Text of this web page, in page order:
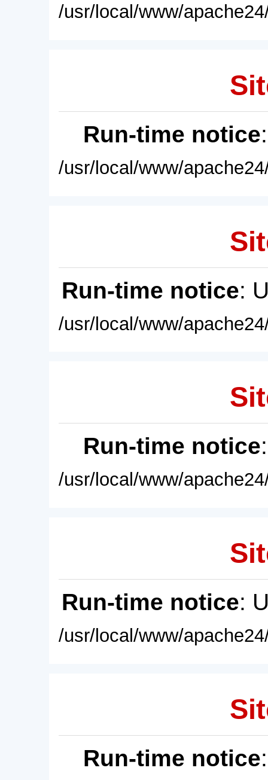
/usr/local/www/
Run-time notice
/usr/local/www/
Run-time notice:
/usr/local/www/
Run-time notice
/usr/local/www/
Run-time notice:
/usr/local/www/
Run-time notice